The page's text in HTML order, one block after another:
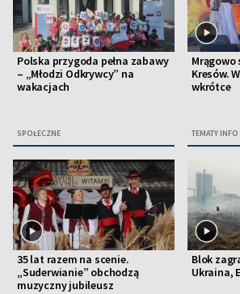
Polska przygoda pełna zabawy
– „Młodzi Odkrywcy” na
wakacjach
SPOŁECZNE
Mrągowo
Kresów.
wkrótce
TEMATY
35 lat razem na scenie.
„Suderwianie” obchodzą
muzyczny jubileusz
Blok
Ukraina,